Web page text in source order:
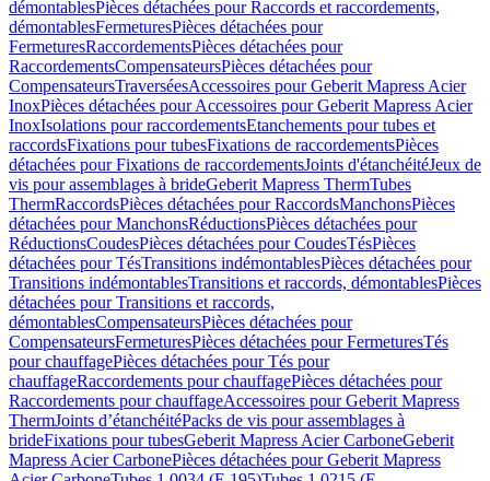
démontablesPièces détachées pour Raccords et raccordements,
démontablesFermeturesPièces détachées pour
FermeturesRaccordementsPièces détachées pour
RaccordementsCompensateursPièces détachées pour
CompensateursTraverséesAccessoires pour Geberit Mapress Acier
InoxPièces détachées pour Accessoires pour Geberit Mapress Acier
InoxIsolations pour raccordementsEtanchements pour tubes et
raccordsFixations pour tubesFixations de raccordementsPièces
détachées pour Fixations de raccordementsJoints d'étanchéitéJeux de
vis pour assemblages à brideGeberit Mapress ThermTubes
ThermRaccordsPièces détachées pour RaccordsManchonsPièces
détachées pour ManchonsRéductionsPièces détachées pour
RéductionsCoudesPièces détachées pour CoudesTésPièces
détachées pour TésTransitions indémontablesPièces détachées pour
Transitions indémontablesTransitions et raccords, démontablesPièces
détachées pour Transitions et raccords,
démontablesCompensateursPièces détachées pour
CompensateursFermeturesPièces détachées pour FermeturesTés
pour chauffagePièces détachées pour Tés pour
chauffageRaccordements pour chauffagePièces détachées pour
Raccordements pour chauffageAccessoires pour Geberit Mapress
ThermJoints d’étanchéitéPacks de vis pour assemblages à
brideFixations pour tubesGeberit Mapress Acier CarboneGeberit
Mapress Acier CarbonePièces détachées pour Geberit Mapress